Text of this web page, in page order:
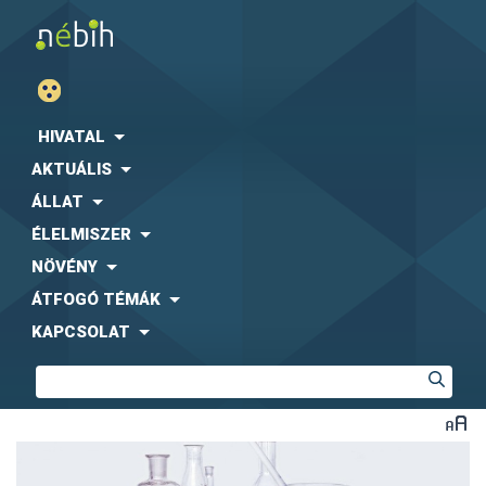
HIVATAL
AKTUÁLIS
ÁLLAT
ÉLELMISZER
NÖVÉNY
ÁTFOGÓ TÉMÁK
KAPCSOLAT